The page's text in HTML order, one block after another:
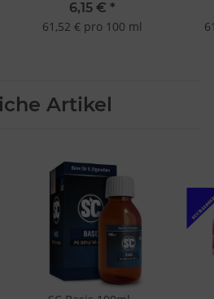
Geschmacksrichtungen
Ice 18mg
6,15 € *
61,52 € pro 100 ml
Artikel